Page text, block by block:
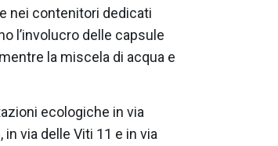
nei contenitori dedicati
l’involucro delle capsule
la miscela di acqua e
ecologiche in via
via delle Viti 11 e in via